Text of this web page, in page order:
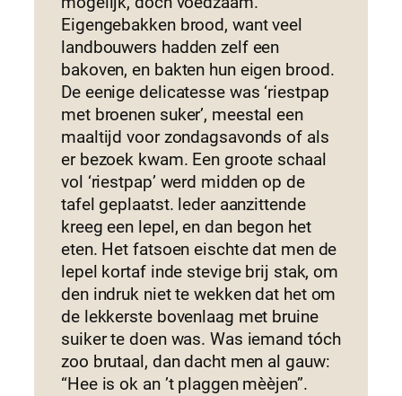
Eigengebakken brood, want veel
landbouwers hadden zelf een
bakoven, en bakten hun eigen brood.
De eenige delicatesse was ‘riestpap
met broenen suker’, meestal een
maaltijd voor zondagsavonds of als
er bezoek kwam. Een groote schaal
vol ‘riestpap’ werd midden op de
tafel geplaatst. leder aanzittende
kreeg een lepel, en dan begon het
eten. Het fatsoen eischte dat men de
lepel kortaf inde stevige brij stak, om
den indruk niet te wekken dat het om
de lekkerste bovenlaag met bruine
suiker te doen was. Was iemand tóch
zoo brutaal, dan dacht men al gauw:
“Hee is ok an ’t plaggen mèèjen”.